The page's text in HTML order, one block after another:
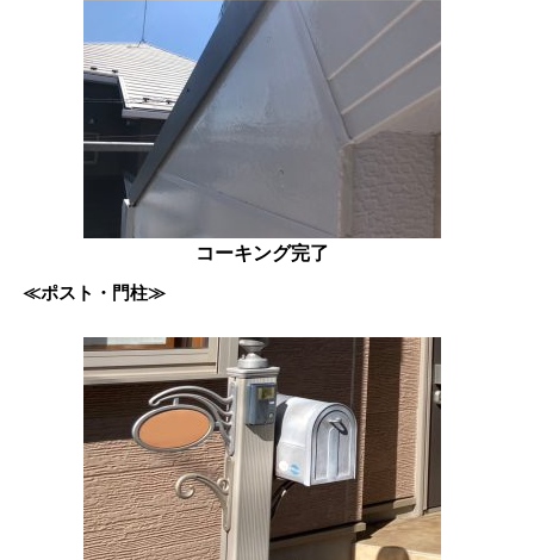
コーキング完了
≪ポスト・門柱≫